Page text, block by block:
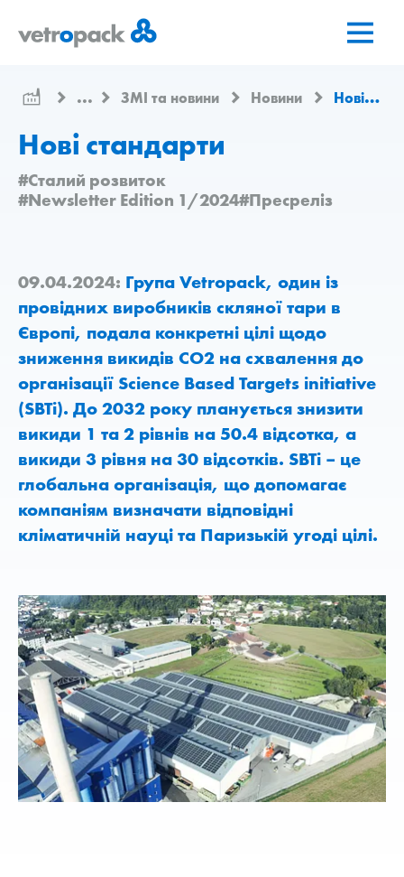
сторінку
...
ЗМІ та новини Новини Нові стандарти
Нові стандарти
#Сталий розвиток
#Newsletter Edition 1/2024#Пресреліз
09.04.2024: Група Vetropack, один із
провідних виробників скляної тари в
Європі, подала конкретні цілі щодо
зниження викидів CO2 на схвалення до
організації Science Based Targets initiative
(SBTi). До 2032 року планується знизити
викиди 1 та 2 рівнів на 50.4 відсотка, а
викиди 3 рівня на 30 відсотків. SBTi – це
глобальна організація, що допомагає
компаніям визначати відповідні
кліматичній науці та Паризькій угоді цілі.